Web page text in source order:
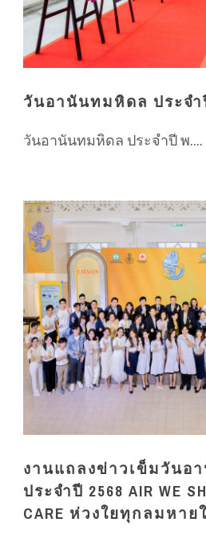
วันอานันทมหิดล ประจำ
วันอานันทมหิดล ประจำปี พ....
งานแถลงข่าวเข็มวันอ
ประจำปี 2568 AIR WE
CARE ห่วงใยทุกลมหาย